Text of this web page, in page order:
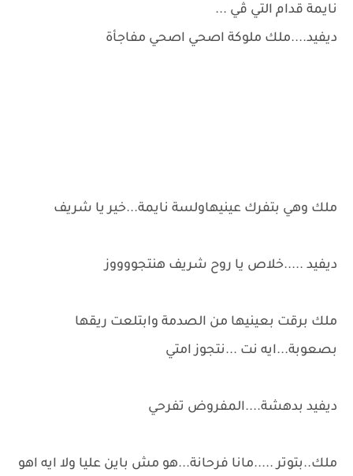
نايمة قدام التي ڤي ...
ديفيد....ملك ملوكة اصحي اصحي مفاجأة
ملك وهي بتفرك عينيهاولسة نايمة...خير يا شريف
ديفيد .....خلاص يا روح شريف هنتجووووز
ملك برقت بعينيها من الصدمة وابتلعت ريقها
بصعوبة...ايه نت ...نتجوز امتي
ديفيد بدهشة....المفروض تفرحي
ملك..بتوتر .....مانا فرحانة...هو مش باين عليا ولا ايه اهو